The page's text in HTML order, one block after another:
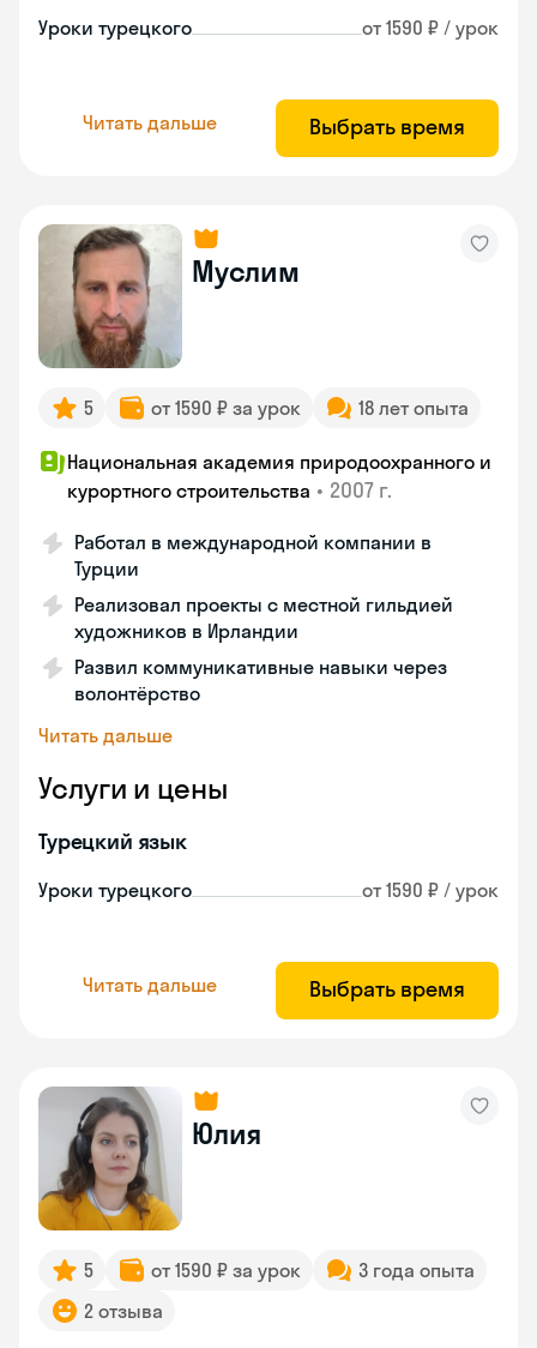
Уроки турецкого от 1590 ₽ / урок
Читать дальше Выбрать время
Муслим
5 от 1590 ₽ за урок 18 лет опыта
Национальная академия природоохранного и
курортного строительства • 2007 г.
Работал в международной компании в
Турции
Реализовал проекты с местной гильдией
художников в Ирландии
Развил коммуникативные навыки через
волонтёрство
Читать дальше
Услуги и цены
Турецкий язык
Уроки турецкого от 1590 ₽ / урок
Читать дальше Выбрать время
Юлия
5 от 1590 ₽ за урок
3 года опыта
2 отзыва